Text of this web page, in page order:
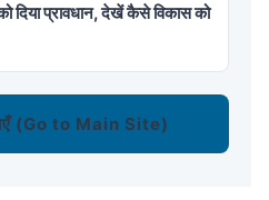
दिया प्रावधान, देखें कैसे विकास को
(Go to Main Site)